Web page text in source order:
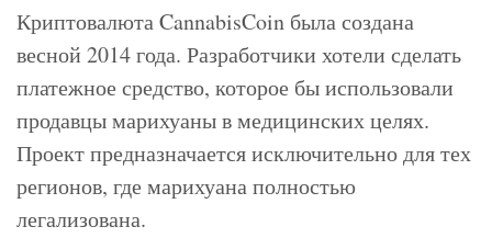
Криптовалюта CannabisCoin была создана
весной 2014 года. Разработчики хотели сделать
платежное средство, которое бы использовали
продавцы марихуаны в медицинских целях.
Проект предназначается исключительно для тех
регионов, где марихуана полностью
легализована.